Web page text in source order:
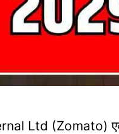
Ltd (Zomato)